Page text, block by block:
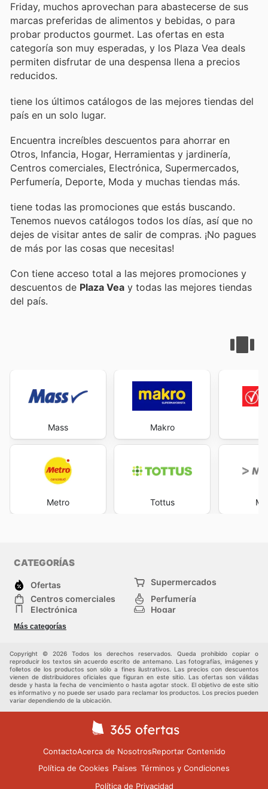
Friday, muchos aprovechan para abastecerse de sus
marcas preferidas de alimentos y bebidas, o para
probar productos gourmet. Las ofertas en esta
categoría son muy esperadas, y los Plaza Vea deals
permiten disfrutar de una despensa llena a precios
reducidos.
tiene los últimos catálogos de las mejores tiendas del
país en un solo lugar.
Encuentra increíbles descuentos para ahorrar en
Otros, Infancia, Hogar, Herramientas y jardinería,
Centros comerciales, Electrónica, Supermercados,
Perfumería, Deporte, Moda y muchas tiendas más.
tiene todas las promociones que estás buscando.
Tenemos nuevos catálogos todos los días, así que no
dejes de visitar antes de salir de compras. ¡No pagues
de más por las cosas que necesitas!
Con tiene acceso total a las mejores promociones y
descuentos de Plaza Vea y todas las mejores tiendas
del país.
Mass
Metro
Makro
Tottus
CATEGORÍAS
Ofertas
Supermercados
Centros comerciales
Perfumería
Electrónica
Hogar
Herramientas y jardinería
Moda
Más categorías
Copyright © 2026 Todos los derechos reservados. Queda prohibido copiar o
reproducir los textos sin acuerdo escrito de antemano. Las fotografías, imágenes y
folletos de los productos son sólo a fines ilustrativos. Las precios con descuentos
vienen de distribuidores oficiales que figuran en este sitio. Las ofertas son válidas
desde y hasta la fecha de vencimiento o hasta agotar stock. El objetivo de este sitio
es informativo y no puede ser usado para reclamar los productos. Los precios pueden
variar dependiendo de la ubicación.
ContactoAcerca de NosotrosReportar Contenido
Política de Cookies Países Términos y Condiciones
Política de Privacidad